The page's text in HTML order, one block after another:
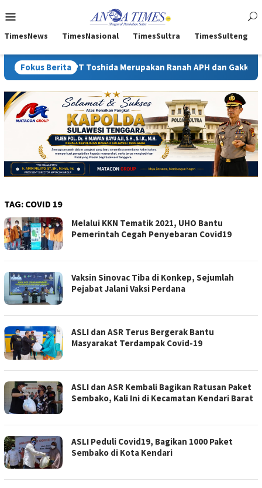
ke
Mobile
TimesNews TimesNasional TimesSultra TimesSulteng
Fokus Berita
Toshida Merupakan Ranah APH dan Gakkum ESDM
TAG: COVID 19
Melalui KKN Tematik 2021, UHO Bantu
Pemerintah Cegah Penyebaran Covid19
Vaksin Sinovac Tiba di Konkep, Sejumlah
Pejabat Jalani Vaksi Perdana
ASLI dan ASR Terus Bergerak Bantu
Masyarakat Terdampak Covid-19
ASLI dan ASR Kembali Bagikan Ratusan Paket
Sembako, Kali Ini di Kecamatan Kendari Barat
ASLI Peduli Covid19, Bagikan 1000 Paket
Sembako di Kota Kendari